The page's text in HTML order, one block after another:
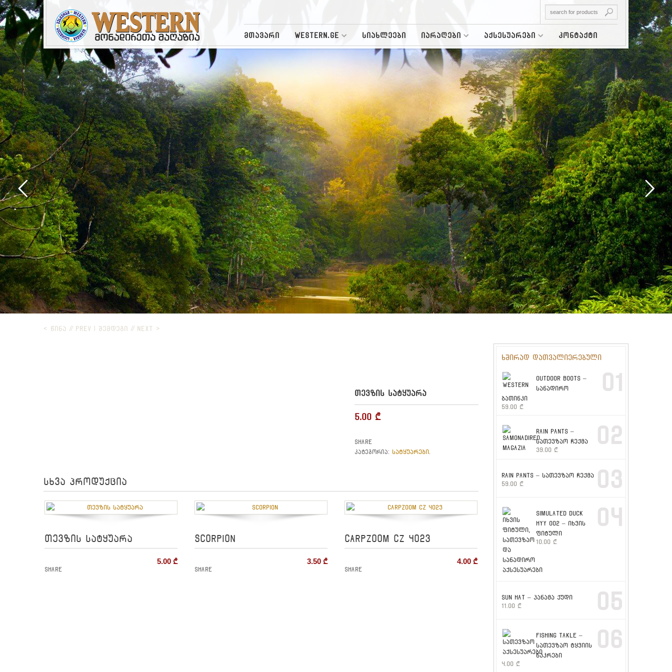
მთავარი WESTERN.GE სიახლეები იარაღები აქსესუარები კონტაქტი
< ᲬᲘᲜᲐ // PREV ᲨᲔᲛᲓᲔᲒᲘ // NEXT >
ᲗᲔᲕᲖᲘᲡ ᲡᲐᲢᲧᲣᲐᲠᲐ
5.00 ₾
Share
კატეგორია: სატყუარები
სხვა პროდუქცია
თევზის სატყუარა
5.00 ₾
Share
SCORPION
3.50 ₾
Share
CARPZOOM CZ 4023
4.00 ₾
Share
ხშირად დათვალიერებული
OUTDOOR BOOTS –
სანადირო
ბათინკი
59.00 ₾
01
RAIN PANTS –
სათევზაო ჩექმა
39.00 ₾
02
RAIN PANTS – სათევზაო ჩექმა
59.00 ₾ 03
SIMULATED DUCK
HYY 002 – იხვის
ფიტული
10.00 ₾
04
SUN HAT – პანამა ქუდი
11.00 ₾ 05
FISHING TAKLE –
სათევზაო ტყვიის
ნაკრები
4.00 ₾
06